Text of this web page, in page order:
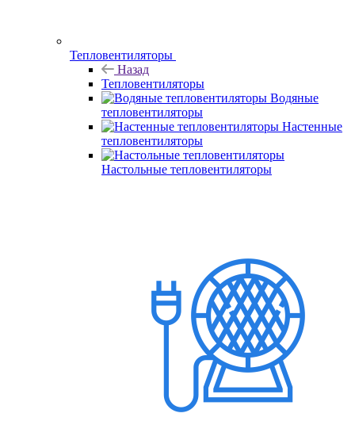
Тепловентиляторы
Назад
Тепловентиляторы
Водяные
тепловентиляторы
Настенные
тепловентиляторы
Настольные тепловентиляторы